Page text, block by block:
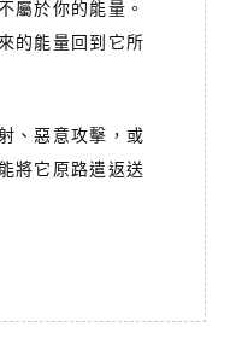
屬於你的能量。
的能量回到它所
、惡意攻擊，或
將它原路遣返送